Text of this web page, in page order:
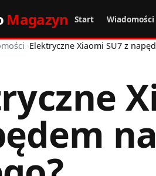
Magazyn Start Wiadomości
›Elektryczne Xiaomi SU7 z